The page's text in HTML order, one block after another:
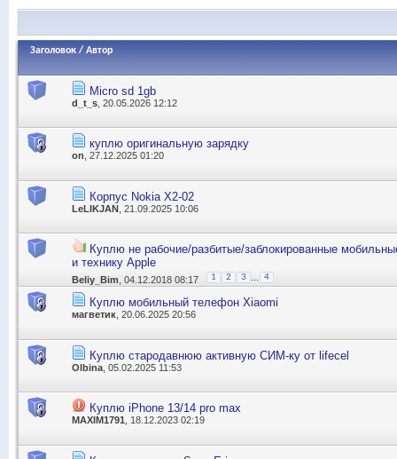
Заголовок / Автор
Micro sd 1gb
d_t_s , 20.05.2026 12:12
куплю оригинальную зарядку
on, 27.12.2025 01:20
Корпус Nokia X2-02
LeLIKJAN , 21.09.2025 10:06
Куплю не рабочие/разбитые/заблокированные
и технику Apple
Beliy_Bim , 04.12.2018 08:17 1 2 3 4
Куплю мобильный телефон Xiaomi
магветик , 20.06.2025 20:56
Куплю стародавнюю активную СИМ-ку от lifecel
Olbina , 05.02.2025 11:53
Куплю iPhone 13/14 pro max
MAXIM1791 , 18.12.2023 02:19